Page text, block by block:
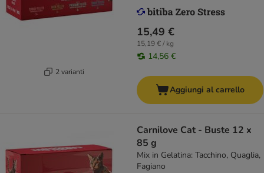
2 varianti
15,49 €
15,19 € / kg
14,56 €
Aggiungi al carrello
Carnilove Cat - Buste 12 x
85 g
Mix in Gelatina: Tacchino, Quaglia,
Fagiano